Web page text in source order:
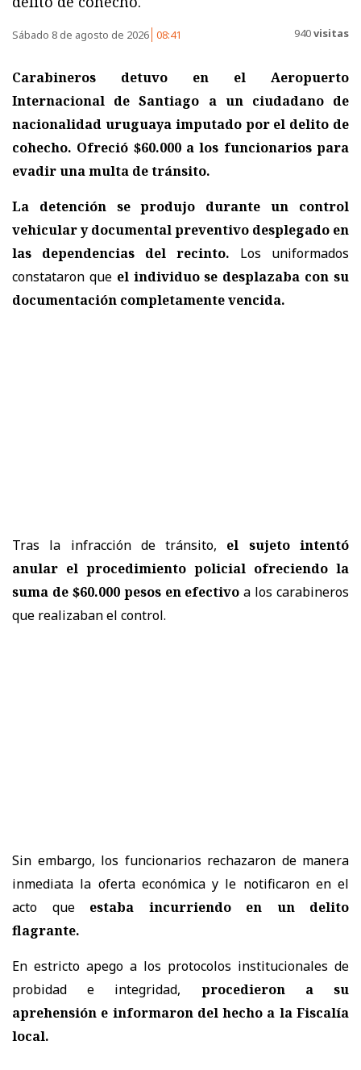
Sábado 8 de agosto de 2026 08:41 940visitas
Carabineros detuvo en el Aeropuerto
Internacional de Santiago a un ciudadano de
nacionalidad uruguaya imputado por el delito de
cohecho. Ofreció $60.000 a los funcionarios para
evadir una multa de tránsito.
La detención se produjo durante un control
vehicular y documental preventivo desplegado en
las dependencias del recinto. Los uniformados
constataron que el individuo se desplazaba con su
documentación completamente vencida.
Tras la infracción de tránsito, el sujeto intentó
anular el procedimiento policial ofreciendo la
suma de $60.000 pesos en efectivo a los carabineros
que realizaban el control.
Sin embargo, los funcionarios rechazaron de manera
inmediata la oferta económica y le notificaron en el
acto que estaba incurriendo en un delito
flagrante.
En estricto apego a los protocolos institucionales de
probidad e integridad, procedieron a su
aprehensión e informaron del hecho a la Fiscalía
local.